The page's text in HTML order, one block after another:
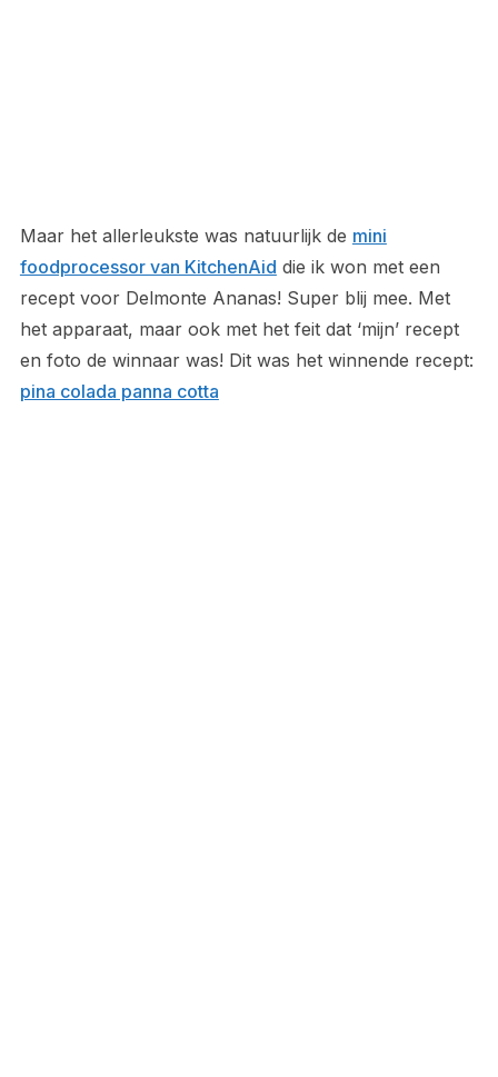
Maar het allerleukste was natuurlijk de mini
foodprocessor van KitchenAid die ik won met een
recept voor Delmonte Ananas! Super blij mee. Met
het apparaat, maar ook met het feit dat ‘mijn’ recept
en foto de winnaar was! Dit was het winnende recept:
pina colada panna cotta